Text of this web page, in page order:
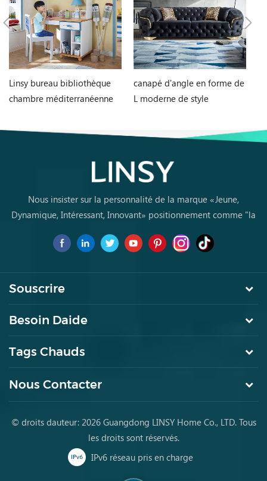
Linsy bureau bibliothèque
chambre méditerranéenne
bureau d'ordinateur à
canapé d'angle en forme de
L moderne de style
Nous insister sur la personnalité de la marque «Jeune,
Dynamique, Intéressant, Innovant» positionnement comme "la
pour la première fois
Souscrire
Besoin Daide
Tags Chauds
Nous Contacter
© droits dauteur: 2026 Guangdong LINSY Home Co., LTD. Tous
les droits sont réservés.
IPv6 réseau pris en charge